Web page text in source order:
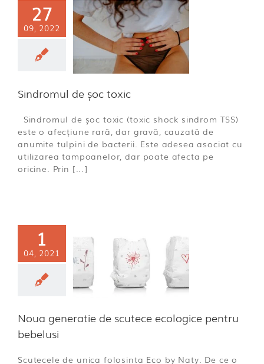
27
09, 2022
de șoc
Sindromul de șoc toxic
Sindromul de șoc toxic (toxic shock sindrom TSS)
este o afecțiune rară, dar gravă, cauzată de
anumite tulpini de bacterii. Este adesea asociat cu
utilizarea tampoanelor, dar poate afecta pe
oricine. Prin [...]
1
04, 2021
generatie
scutece
pentru
Noua generatie de scutece ecologice pentru
bebelusi
Scutecele de unica folosinta Eco by Naty. De ce o